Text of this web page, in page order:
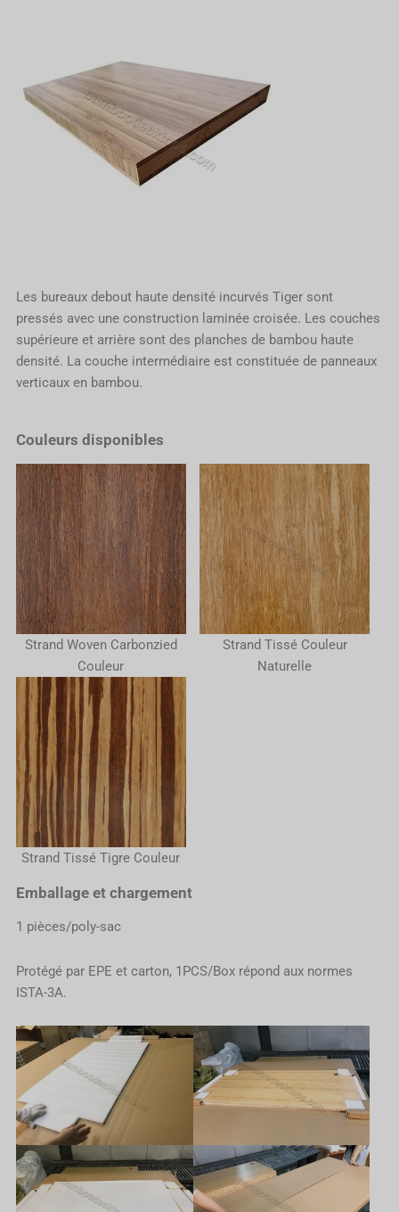
Les bureaux debout haute densité incurvés Tiger sont
pressés avec une construction laminée croisée. Les couches
supérieure et arrière sont des planches de bambou haute
densité. La couche intermédiaire est constituée de panneaux
verticaux en bambou.
Couleurs disponibles
Strand Woven Carbonzied
Couleur
Strand Tissé Couleur
Naturelle
Strand Tissé Tigre Couleur
Emballage et chargement
1 pièces/poly-sac
Protégé par EPE et carton, 1PCS/Box répond aux normes
ISTA-3A.